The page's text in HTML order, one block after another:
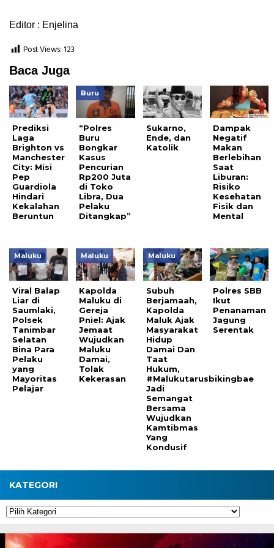
Editor : Enjelina
Post Views: 123
Baca Juga
Prediksi
Laga
Brighton vs
Manchester
City: Misi
Pep
Guardiola
Hindari
Kekalahan
Beruntun
Buru
“Polres
Buru
Bongkar
Kasus
Pencurian
Rp200 Juta
di Toko
Libra, Dua
Pelaku
Ditangkap”
Sukarno,
Ende, dan
Katolik
Dampak
Negatif
Makan
Berlebihan
Saat
Liburan:
Risiko
Kesehatan
Fisik dan
Mental
Maluku
Viral Balap
Liar di
Saumlaki,
Polsek
Tanimbar
Selatan
Bina Para
Pelaku
yang
Mayoritas
Pelajar
Maluku
Kapolda
Maluku di
Gereja
Pniel: Ajak
Jemaat
Wujudkan
Maluku
Damai,
Tolak
Kekerasan
Maluku
Subuh
Berjamaah,
Kapolda
Maluk Ajak
Masyarakat
Hidup
Damai Dan
Taat
Hukum,
#Malukutarusbikingbae
Jadi
Semangat
Bersama
Wujudkan
Kamtibmas
Yang
Kondusif
Polres SBB
Ikut
Penanaman
Jagung
Serentak
KATEGORI
Kategori
Pemutar